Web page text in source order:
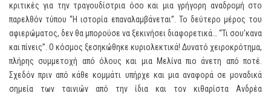
κριτικές για την τραγουδίστρια όσο και μια γρήγορη αναδρομή στο
παρελθόν τύπου “Η ιστορία επαναλαμβάνεται”. Το δεύτερο μέρος του
αφιερώματος, δεν θα μπορούσε να ξεκινήσει διαφορετικά… “Τι σου’κανα
και πίνεις”. Ο κόσμος ξεσηκώθηκε κυριολεκτικά! Δυνατό χειροκρότημα,
πλήρης συμμετοχή από όλους και μια Μελίνα πιο άνετη από ποτέ.
Σχεδόν πριν από κάθε κομμάτι υπήρχε και μια αναφορά σε μοναδικά
σημεία των ταινιών από την ίδια και τον κιθαρίστα Ανδρέα